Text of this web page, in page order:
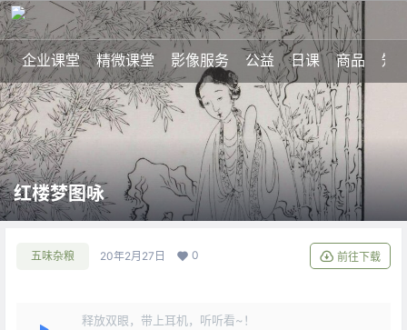
企业课堂 精微课堂 影像服务 公益 日课 商品 知
红楼梦图咏
五味杂粮 20年2月27日 0 前往下载
释放双眼，带上耳机，听听看~！